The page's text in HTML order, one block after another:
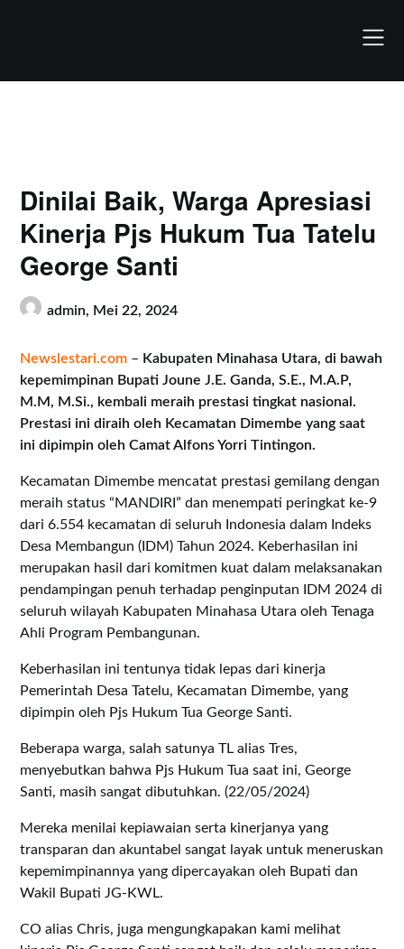
Dinilai Baik, Warga Apresiasi
Kinerja Pjs Hukum Tua Tatelu
George Santi
admin, Mei 22, 2024
Newslestari.com – Kabupaten Minahasa Utara, di bawah
kepemimpinan Bupati Joune J.E. Ganda, S.E., M.A.P,
M.M, M.Si., kembali meraih prestasi tingkat nasional.
Prestasi ini diraih oleh Kecamatan Dimembe yang saat
ini dipimpin oleh Camat Alfons Yorri Tintingon.
Kecamatan Dimembe mencatat prestasi gemilang dengan
meraih status “MANDIRI” dan menempati peringkat ke-9
dari 6.554 kecamatan di seluruh Indonesia dalam Indeks
Desa Membangun (IDM) Tahun 2024. Keberhasilan ini
merupakan hasil dari komitmen kuat dalam melaksanakan
pendampingan penuh terhadap penginputan IDM 2024 di
seluruh wilayah Kabupaten Minahasa Utara oleh Tenaga
Ahli Program Pembangunan.
Keberhasilan ini tentunya tidak lepas dari kinerja
Pemerintah Desa Tatelu, Kecamatan Dimembe, yang
dipimpin oleh Pjs Hukum Tua George Santi.
Beberapa warga, salah satunya TL alias Tres,
menyebutkan bahwa Pjs Hukum Tua saat ini, George
Santi, masih sangat dibutuhkan. (22/05/2024)
Mereka menilai kepiawaian serta kinerjanya yang
transparan dan akuntabel sangat layak untuk meneruskan
kepemimpinannya yang dipercayakan oleh Bupati dan
Wakil Bupati JG-KWL.
CO alias Chris, juga mengungkapakan kami melihat